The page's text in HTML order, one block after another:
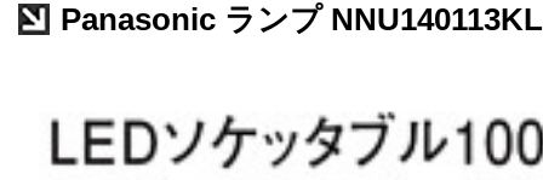
Panasonic ランプ